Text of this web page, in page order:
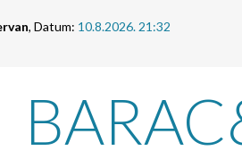
, Datum: 10.8.2026. 21:32